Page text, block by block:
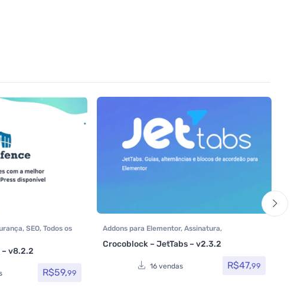
, SEO, Todos os
v8.2.2
R$59,99
Addons para Elementor, Assinatura,
Crocoblock
Crocoblock Elementor Pro
Crocoblock – JetTabs – v2.3.2
16 vendas R$47,99